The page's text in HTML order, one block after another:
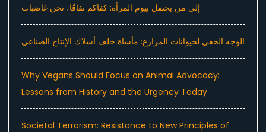
إلى من يحتفل بيوم المرأة: كفاكم نفاقًا، نحن غاضبات
الوجه الخفي لحيوانات المزارع: مأساة خلف أسلاك الإنتاج الصناعي
Why Vegans Should Focus on Animal Advocacy:
Lessons from History and the Urgency Today
Societal Terrorism: Resistance to New Principles of